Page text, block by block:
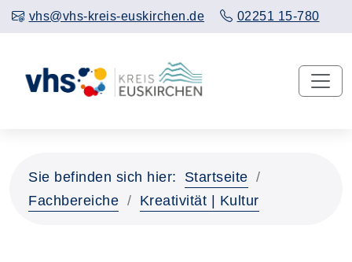
vhs@vhs-kreis-euskirchen.de 02251 15-780
Sie befinden sich hier:
Startseite
Fachbereiche
Kreativität | Kultur